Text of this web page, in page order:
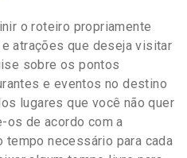
o roteiro propriamente
atrações que deseja visitar
sobre os pontos
e eventos no destino
lugares que você não quer
os de acordo com a
necessário para cada